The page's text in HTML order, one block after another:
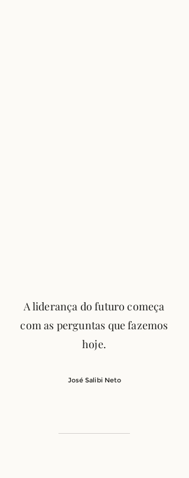
A liderança do futuro começa
com as perguntas que fazemos
hoje.
José Salibi Neto